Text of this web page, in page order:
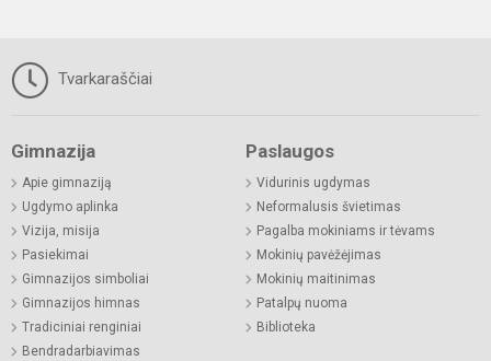
Tvarkaraščiai
Gimnazija
Apie gimnaziją
Ugdymo aplinka
Vizija, misija
Pasiekimai
Gimnazijos simboliai
Gimnazijos himnas
Tradiciniai renginiai
Bendradarbiavimas
Paslaugos
Vidurinis ugdymas
Neformalusis švietimas
Pagalba mokiniams ir tėvams
Mokinių pavėžėjimas
Mokinių maitinimas
Patalpų nuoma
Biblioteka